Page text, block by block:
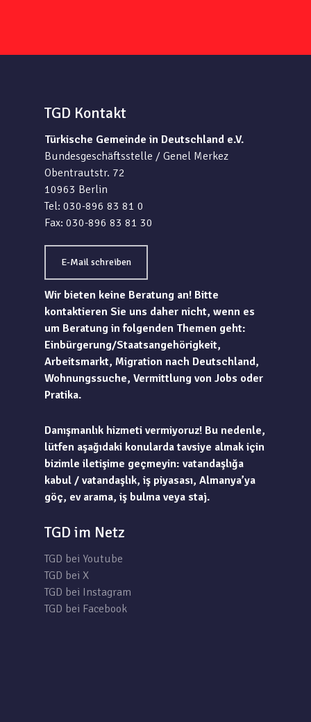
TGD Kontakt
Türkische Gemeinde in Deutschland e.V.
Bundesgeschäftsstelle / Genel Merkez
Obentrautstr. 72
10963 Berlin
Tel: 030-896 83 81 0
Fax: 030-896 83 81 30
E-Mail schreiben
Wir bieten keine Beratung an! Bitte
kontaktieren Sie uns daher nicht, wenn es
um Beratung in folgenden Themen geht:
Einbürgerung/Staatsangehörigkeit,
Arbeitsmarkt, Migration nach Deutschland,
Wohnungssuche, Vermittlung von Jobs oder
Pratika.
Danışmanlık hizmeti vermiyoruz! Bu nedenle,
lütfen aşağıdaki konularda tavsiye almak için
bizimle iletişime geçmeyin: vatandaşlığa
kabul / vatandaşlık, iş piyasası, Almanya’ya
göç, ev arama, iş bulma veya staj.
TGD im Netz
TGD bei Youtube
TGD bei X
TGD bei Instagram
TGD bei Facebook